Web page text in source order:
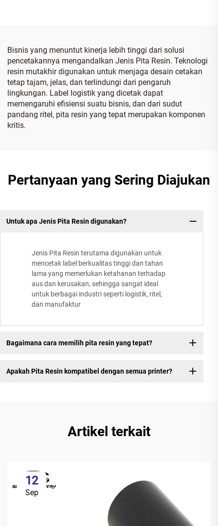
Bisnis yang menuntut kinerja lebih tinggi dari solusi
pencetakannya mengandalkan Jenis Pita Resin. Teknologi
resin mutakhir digunakan untuk menjaga desain cetakan
tetap tajam, jelas, dan terlindungi dari pengaruh
lingkungan. Label logistik yang dicetak dapat
memengaruhi efisiensi suatu bisnis, dan dari sudut
pandang ritel, pita resin yang tepat merupakan komponen
kritis.
Pertanyaan yang Sering Diajukan
Untuk apa Jenis Pita Resin digunakan?
Jenis Pita Resin terutama digunakan untuk
mencetak label berkualitas tinggi dan tahan
lama yang memerlukan ketahanan terhadap
aus dan kerusakan, sehingga sangat ideal
untuk berbagai industri seperti logistik, ritel,
dan manufaktur
Bagaimana cara memilih pita resin yang tepat?
Apakah Pita Resin kompatibel dengan semua printer?
Artikel terkait
12
Sep